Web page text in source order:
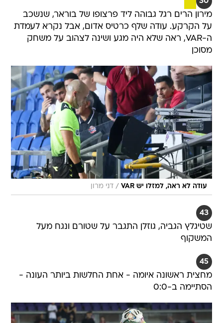
מירון הרים רגל גבוהה ליד פרצופו של בוראר, שנשכב
על הקרקע. עודה שלף כרטיס אדום, אבל נקרא לעמדת
ה-VAR, ראה שלא היה מגע ושינה לצהוב על משחק
מסוכן
עודה לא ראה, למזלו יש VAR / דני מרון
43
שטיגלץ הגביה, גוזלן התגבר על שטורם ונגח מעל
המשקוף
45
מחצית ראשונה איומה - אחת החלשות ביותר העונה -
הסתיימה ב-0:0